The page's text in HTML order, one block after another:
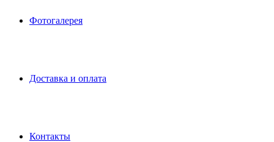
Фотогалерея
Доставка и оплата
Контакты